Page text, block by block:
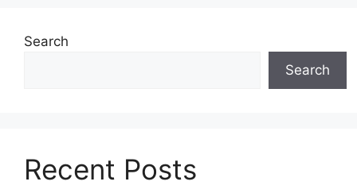
Search
Search
Recent Posts